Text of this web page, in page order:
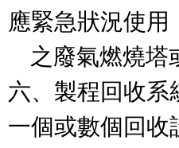
應緊急狀況使用
之廢氣燃燒塔
六、製程回收系
一個或數個回收